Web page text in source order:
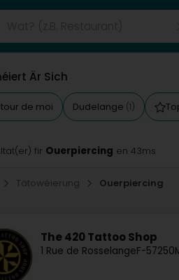
Är Sich
de moi Dudelange (1)
fir Ouerpiercing en 43ms
Tätowéierung Ouerpiercing
The 420 Tattoo Shop
1 Rue de RosselangeF-57250